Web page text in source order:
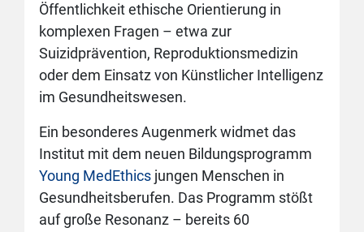
Öffentlichkeit ethische Orientierung in
komplexen Fragen – etwa zur
Suizidprävention, Reproduktionsmedizin
oder dem Einsatz von Künstlicher Intelligenz
im Gesundheitswesen.
Ein besonderes Augenmerk widmet das
Institut mit dem neuen Bildungsprogramm
Young MedEthics jungen Menschen in
Gesundheitsberufen. Das Programm stößt
auf große Resonanz – bereits 60